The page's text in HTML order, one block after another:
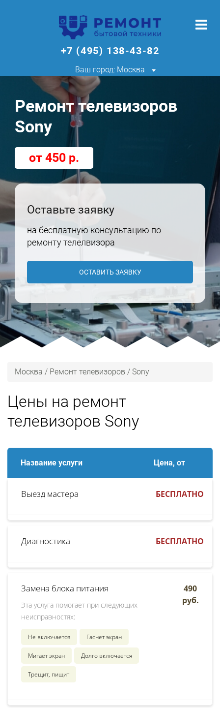
+7 (495) 138-43-82
Ваш город: Москва
Ремонт телевизоров
Sony
от 450 р.
Оставьте заявку
на бесплатную консультацию по
ремонту телелвизора
ОСТАВИТЬ ЗАЯВКУ
Москва / Ремонт телевизоров / Sony
Цены на ремонт
телевизоров Sony
Название услуги Цена, от
Выезд мастера БЕСПЛАТНО
Диагностика БЕСПЛАТНО
Замена блока питания
Эта услуга помогает при следующих
неисправностях:
Не включается Гаснет экран
Мигает экран Долго включается
Трещит, пищит
490
руб.